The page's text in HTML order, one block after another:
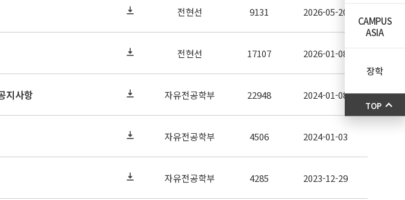
전현선 9131 2026-05-20
전현선 17107 2026-01-08
지사항 자유전공학부 22948 2024-01-08
자유전공학부 4506 2024-01-03
자유전공학부 4285 2023-12-29
CAMPUS
ASIA
장학
TOP